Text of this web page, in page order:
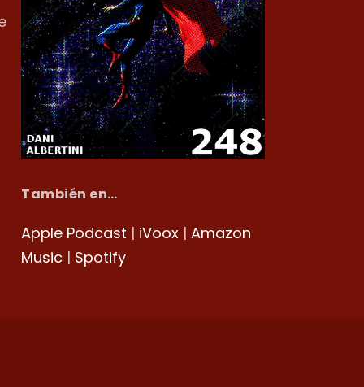
También en…
Apple Podcast | iVoox | Amazon
Music | Spotify